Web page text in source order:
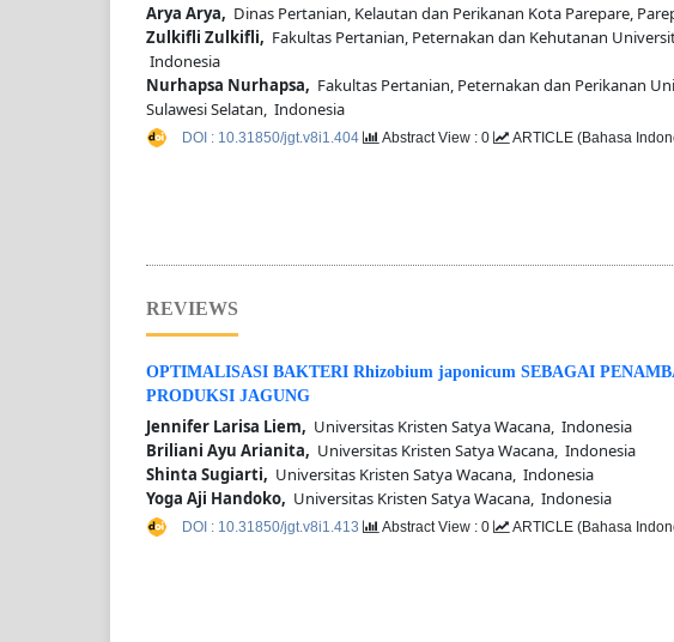
Arya Arya, Dinas Pertanian, Kelautan dan Perikanan Kota Parepare,
Zulkifli Zulkifli, Fakultas Pertanian, Peternakan dan Kehutanan
Indonesia
Nurhapsa Nurhapsa, Fakultas Pertanian, Peternakan dan Perikanan
Sulawesi Selatan, Indonesia
DOI : 10.31850/jgt.v8i1.404 Abstract View : 0 ARTICLE (Bahasa
REVIEWS
OPTIMALISASI BAKTERI Rhizobium japonicum SEBAGAI
PRODUKSI JAGUNG
Jennifer Larisa Liem, Universitas Kristen Satya Wacana, Indonesia
Briliani Ayu Arianita, Universitas Kristen Satya Wacana, Indonesia
Shinta Sugiarti, Universitas Kristen Satya Wacana, Indonesia
Yoga Aji Handoko, Universitas Kristen Satya Wacana, Indonesia
DOI : 10.31850/jgt.v8i1.413 Abstract View : 0 ARTICLE (Bahasa